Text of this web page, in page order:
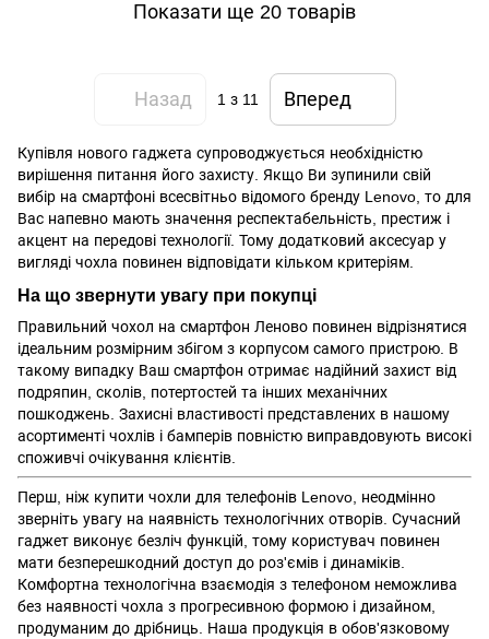
Показати ще 20 товарів
Назад 1з 11 Вперед
Купівля нового гаджета супроводжується необхідністю
вирішення питання його захисту. Якщо Ви зупинили свій
вибір на смартфоні всесвітньо відомого бренду Lenovo, то для
Вас напевно мають значення респектабельність, престиж і
акцент на передові технології. Тому додатковий аксесуар у
вигляді чохла повинен відповідати кільком критеріям.
На що звернути увагу при покупці
Правильний чохол на смартфон Леново повинен відрізнятися
ідеальним розмірним збігом з корпусом самого пристрою. В
такому випадку Ваш смартфон отримає надійний захист від
подряпин, сколів, потертостей та інших механічних
пошкоджень. Захисні властивості представлених в нашому
асортименті чохлів і бамперів повністю виправдовують високі
споживчі очікування клієнтів.
Перш, ніж купити чохли для телефонів Lenovo, неодмінно
зверніть увагу на наявність технологічних отворів. Сучасний
гаджет виконує безліч функцій, тому користувач повинен
мати безперешкодний доступ до роз'ємів і динаміків.
Комфортна технологічна взаємодія з телефоном неможлива
без наявності чохла з прогресивною формою і дизайном,
продуманим до дрібниць. Наша продукція в обов'язковому